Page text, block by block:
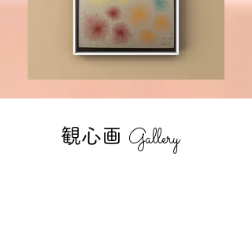
観心画 Gallery